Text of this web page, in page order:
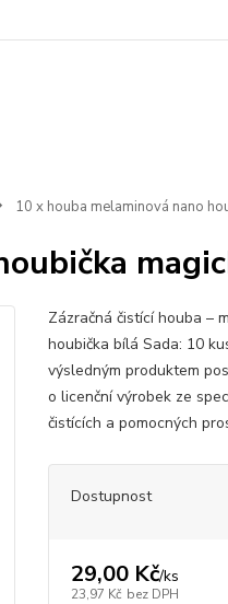
10 x houba melaminová nano
Zázračná čistící houba –
houbička bílá Sada: 10
výsledným produktem
o licenční výrobek ze
čistících a pomocných
Dostupnost
29,00 Kč/ks
23,97 Kč bez DPH